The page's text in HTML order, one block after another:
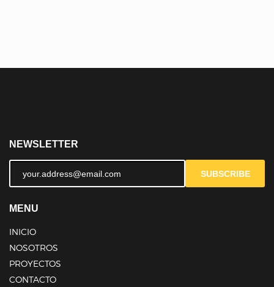
NEWSLETTER
SUBSCRIBE
MENU
INICIO
NOSOTROS
PROYECTOS
CONTACTO